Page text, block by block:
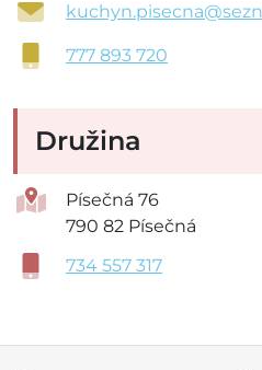
777 893 720
Družina
Písečná 76
790 82 Písečná
734 557 317